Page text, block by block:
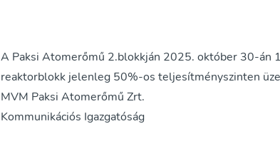
A Paksi Atomerőmű 2.blokkján 2025. október 30-
reaktorblokk jelenleg 50%-os teljesítményszinten
MVM Paksi Atomerőmű Zrt.
Kommunikációs Igazgatóság